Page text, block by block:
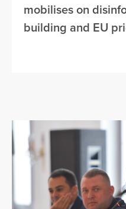
mobilises on
building and EU